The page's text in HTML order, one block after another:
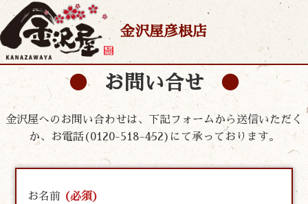
金沢屋彦根店
お問い合せ
金沢屋へのお問い合わせは、下記フォームから送信いただく
か、お電話(0120-518-452)にて承っております。
お名前 (必須)